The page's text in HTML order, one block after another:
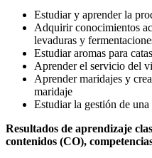
Estudiar y aprender la
Adquirir conocimientos
levaduras y
Estudiar aromas para catas
Aprender el servicio del
Aprender maridajes y
maridaje
Estudiar la gestión de una
Resultados de aprendizaje
contenidos (CO),